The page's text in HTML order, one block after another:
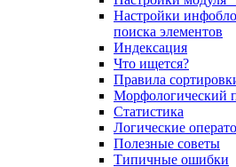
Настройки
поиска элементов
Индексация
Что ищется?
Правила
Морфологический
Статистика
Логические
Полезные советы
Типичные ошибки